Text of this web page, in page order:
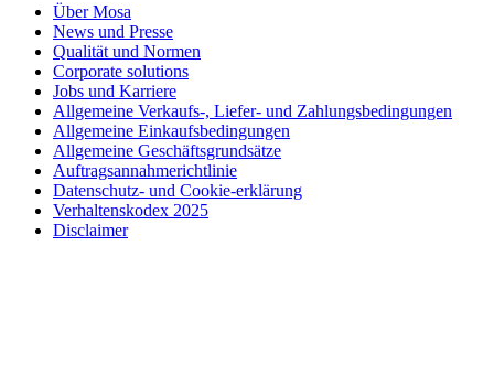
Über Mosa
News und Presse
Qualität und Normen
Corporate solutions
Jobs und Karriere
Allgemeine Verkaufs-, Liefer- und Zahlungsbedingungen
Allgemeine Einkaufsbedingungen
Allgemeine Geschäftsgrundsätze
Auftragsannahmerichtlinie
Datenschutz- und Cookie-erklärung
Verhaltenskodex 2025
Disclaimer